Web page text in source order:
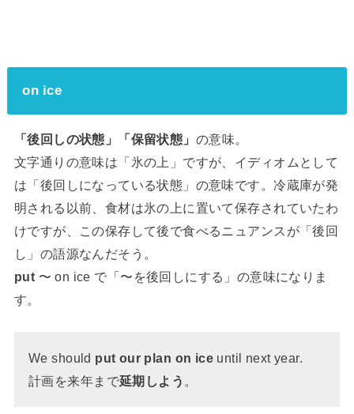
on ice
「後回しの状態」「保留状態」 の意味。
文字通りの意味は「氷の上」ですが、イディオムとして
は「後回しになっている状態」の意味です。冷蔵庫が発
明される以前、食材は氷の上に置いて保存されていたわ
けですが、この保存して後で食べるニュアンスが「後回
し」の語源なんだそう。
put 〜 on ice で「〜を後回しにする」の意味になりま
す。
We should put our plan on ice until next year.
計画を来年まで延期しよう